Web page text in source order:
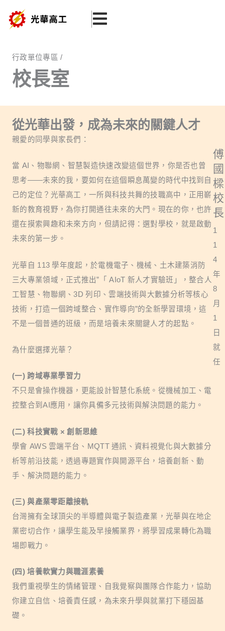
行政單位專區 /
校長室
從光華出發，成為未來的關鍵人才
親愛的同學與家長們：
當 AI、物聯網、智慧製造快速改變這個世界，你是否也曾
思考——未來的我，要如何在這個瞬息萬變的時代中找到自
己的定位？光華高工，一所與科技共舞的技職高中，正用嶄
新的教育視野，為你打開通往未來的大門。現在的你，也許
還在摸索興趣和未來方向，但請記得：選對學校，就是啟動
未來的第一步。
光華自 113 學年度起，於電機電子、機械、土木建築消防
三大專業領域，正式推出”「 AIoT 新人才實驗班」，整合人
工智慧、物聯網、3D 列印、雲端技術與大數據分析等核心
技術，打造一個跨域整合、實作導向”的全新學習環境，這
不是一個普通的班級，而是培養未來關鍵人才的起點。
為什麼選擇光華？
(一) 跨域專業學習力
不只是會操作機器，更能設計智慧化系統。從機械加工、電
控整合到AI應用，讓你具備多元技術與解決問題的能力。
(二) 科技實戰 × 創新思維
學會 AWS 雲端平台、MQTT 通訊、資料視覺化與大數據分
析等前沿技能，透過專題實作與開源平台，培養創新、動
手、解決問題的能力。
(三) 與產業零距離接軌
台灣擁有全球頂尖的半導體與電子製造產業，光華與在地企
業密切合作，讓學生能及早接觸業界，將學習成果轉化為職
場即戰力。
(四) 培養軟實力與職涯素養
我們重視學生的情緒管理、自我覺察與團隊合作能力，協助
你建立自信、培養責任感，為未來升學與就業打下穩固基
礎。
傅
國
樑
校
長
1
1
4
年
8
月
1
日
就
任